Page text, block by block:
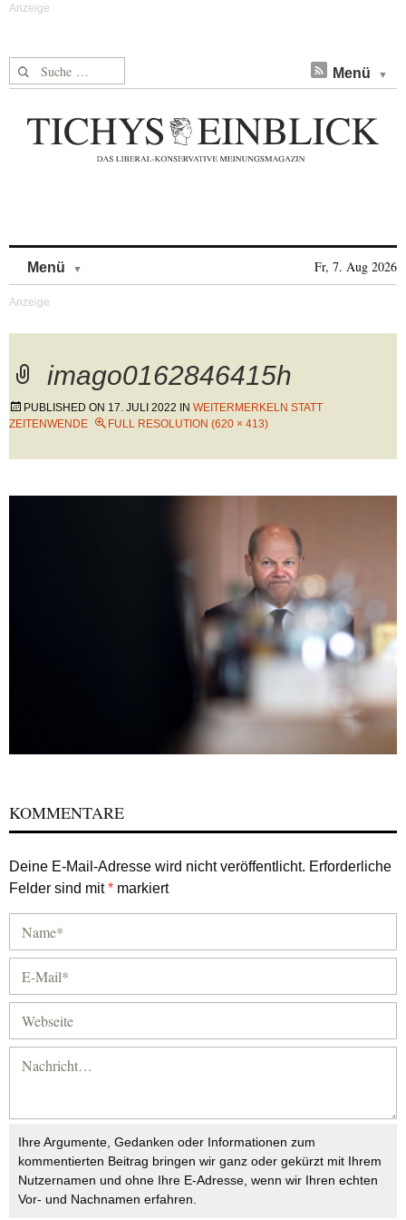
Suche nach: Menü
Menü Fr, 7. Aug 2026
imago0162846415h
PUBLISHED ON 17. JULI 2022 IN WEITERMERKELN STATT
ZEITENWENDE
FULL RESOLUTION (620 × 413)
KOMMENTARE
Deine E-Mail-Adresse wird nicht veröffentlicht. Erforderliche
Felder sind mit* markiert
Ihre Argumente, Gedanken oder Informationen zum
kommentierten Beitrag bringen wir ganz oder gekürzt mit Ihrem
Nutzernamen und ohne Ihre E-Adresse, wenn wir Ihren echten
Vor- und Nachnamen erfahren.